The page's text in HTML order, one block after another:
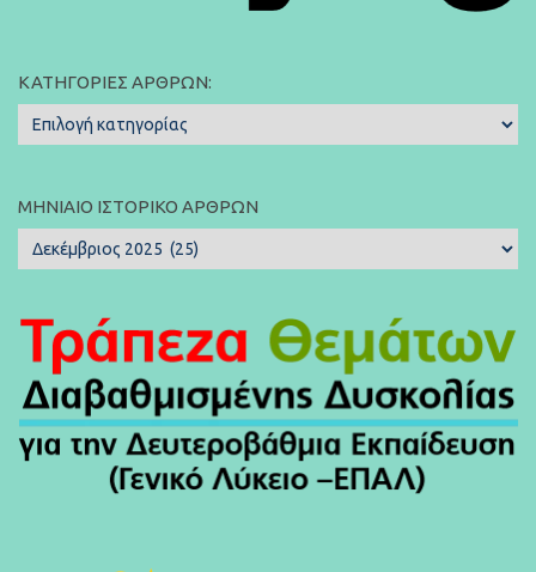
ΚΑΤΗΓΟΡΊΕΣ ΆΡΘΡΩΝ:
Κατηγορίες
Άρθρων:
ΜΗΝΙΑΊΟ ΙΣΤΟΡΙΚΌ ΆΡΘΡΩΝ
Μηνιαίο
Ιστορικό